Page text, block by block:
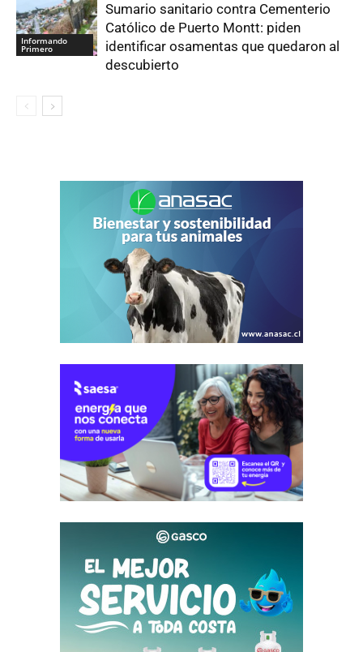
Informando
Primero
Sumario sanitario contra Cementerio
Católico de Puerto Montt: piden
identificar osamentas que quedaron al
descubierto